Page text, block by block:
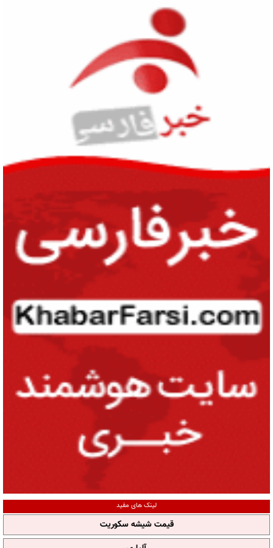
لینک های مفید
قیمت شیشه سکوریت